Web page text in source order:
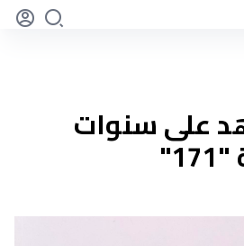
على سنوات